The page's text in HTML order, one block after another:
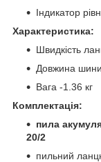
Індикатор
Характеристика:
Швидкість
Довжина
Вага -1.36 кг
Комплектація:
пила
20/2
пильний